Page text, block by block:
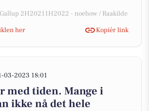
2H20211H2022 - noehow / Raakilde
her
Kopiér link
03-2023 18:01
med tiden. Mange i
ikke nå det hele